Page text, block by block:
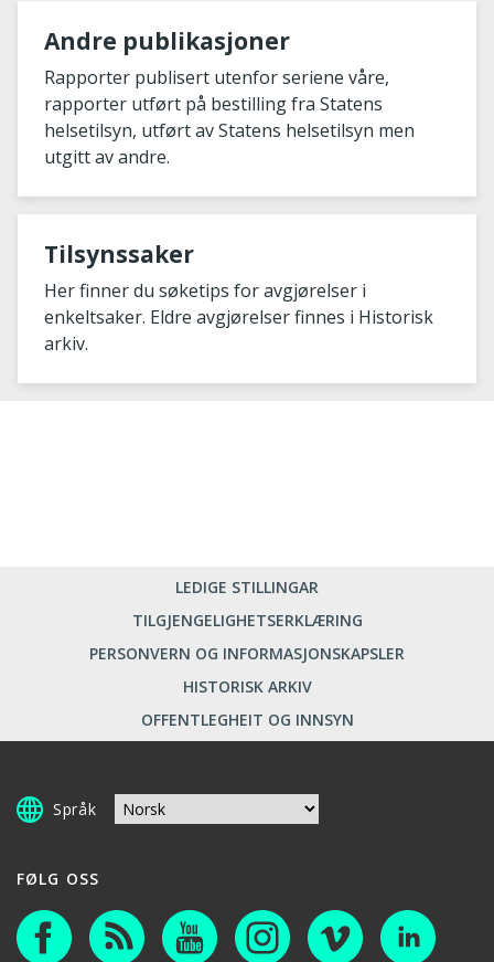
Andre publikasjoner
Rapporter publisert utenfor seriene våre,
rapporter utført på bestilling fra Statens
helsetilsyn, utført av Statens helsetilsyn men
utgitt av andre.
Tilsynssaker
Her finner du søketips for avgjørelser i
enkeltsaker. Eldre avgjørelser finnes i Historisk
arkiv.
LEDIGE STILLINGAR
TILGJENGELIGHETSERKLÆRING
PERSONVERN OG INFORMASJONSKAPSLER
HISTORISK ARKIV
OFFENTLEGHEIT OG INNSYN
Språk
FØLG OSS